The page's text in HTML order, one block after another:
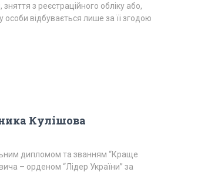
з реєстраційного обліку або,
відбувається лише за її згодою
Кулішова
дипломом та званням “Краще
– орденом “Лідер України” за